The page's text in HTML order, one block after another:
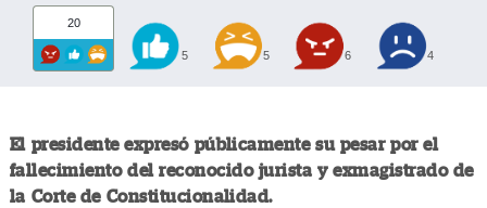
20
5 5 6 4
El presidente expresó públicamente su pesar por el
fallecimiento del reconocido jurista y exmagistrado de
la Corte de Constitucionalidad.